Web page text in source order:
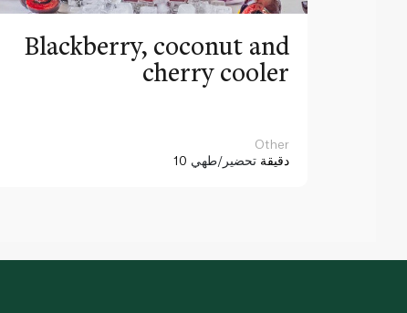
Blackberry, coconut and
cherry cooler
Other
10 دقيقة تحضير/طهي